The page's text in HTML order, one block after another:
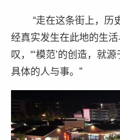
“走在这条街上，历
经真实发生在此地的生
叹，“‘模范’的创造，就
具体的人与事。”